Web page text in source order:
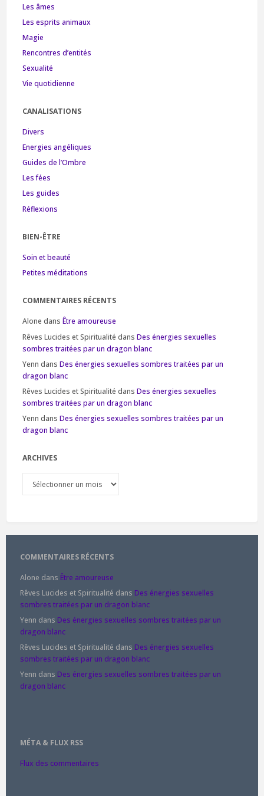
Les âmes
Les esprits animaux
Magie
Rencontres d’entités
Sexualité
Vie quotidienne
CANALISATIONS
Divers
Energies angéliques
Guides de l’Ombre
Les fées
Les guides
Réflexions
BIEN-ÊTRE
Soin et beauté
Petites méditations
COMMENTAIRES RÉCENTS
Alone dans Être amoureuse
Rêves Lucides et Spiritualité dans Des énergies sexuelles
sombres traitées par un dragon blanc
Yenn dans Des énergies sexuelles sombres traitées par un
dragon blanc
Rêves Lucides et Spiritualité dans Des énergies sexuelles
sombres traitées par un dragon blanc
Yenn dans Des énergies sexuelles sombres traitées par un
dragon blanc
ARCHIVES
COMMENTAIRES RÉCENTS
Alone dans Être amoureuse
Rêves Lucides et Spiritualité dans Des énergies sexuelles
sombres traitées par un dragon blanc
Yenn dans Des énergies sexuelles sombres traitées par un
dragon blanc
Rêves Lucides et Spiritualité dans Des énergies sexuelles
sombres traitées par un dragon blanc
Yenn dans Des énergies sexuelles sombres traitées par un
dragon blanc
MÉTA & FLUX RSS
Flux des commentaires